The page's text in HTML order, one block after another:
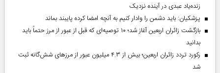
زنده‌یاد عبدی در آینده نزدیک
پزشکیان: باید دشمن را وادار کنیم به آنچه امضا کرده پایبند بماند
بازگشت زائران اربعین آغاز شد؛ ۱۰ توصیه‌ای که قبل از عبور از مرز حتماً باید
بدانید
رکورد تردد زائران اربعین؛ بیش از ۴.۳ میلیون عبور از مرزهای شش‌گانه ثبت
شد